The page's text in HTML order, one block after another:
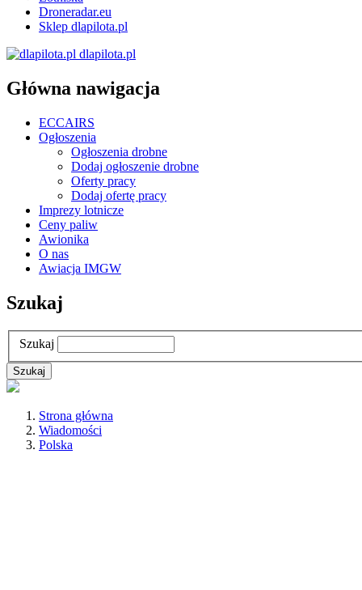
Droneradar.eu
Sklep dlapilota.pl
dlapilota.pl
Główna nawigacja
ECCAIRS
Ogłoszenia
Ogłoszenia drobne
Dodaj ogłoszenie drobne
Oferty pracy
Dodaj ofertę pracy
Imprezy lotnicze
Ceny paliw
Awionika
O nas
Awiacja IMGW
Szukaj
Szukaj
Strona główna
Wiadomości
Polska